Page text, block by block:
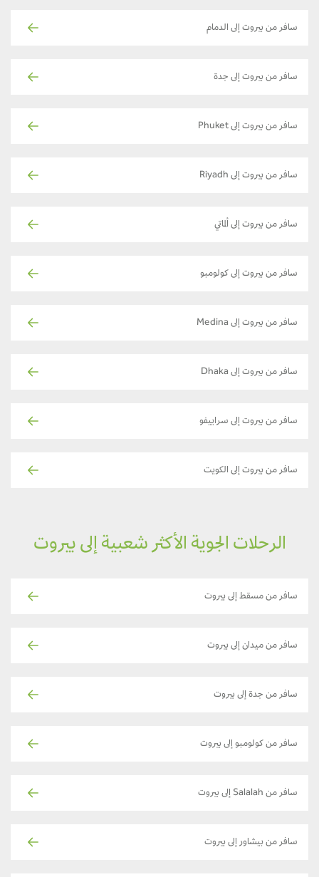
سافر من بيروت إلى الدمام
سافر من بيروت إلى جدة
سافر من بيروت إلى Phuket
سافر من بيروت إلى Riyadh
سافر من بيروت إلى ألماتي
سافر من بيروت إلى كولومبو
سافر من بيروت إلى Medina
سافر من بيروت إلى Dhaka
سافر من بيروت إلى سراييفو
سافر من بيروت إلى الكويت
الرحلات الجوية الأكثر شعبية إلى بيروت
سافر من مسقط إلى بيروت
سافر من ميدان إلى بيروت
سافر من جدة إلى بيروت
سافر من كولومبو إلى بيروت
سافر من Salalah إلى بيروت
سافر من بيشاور إلى بيروت